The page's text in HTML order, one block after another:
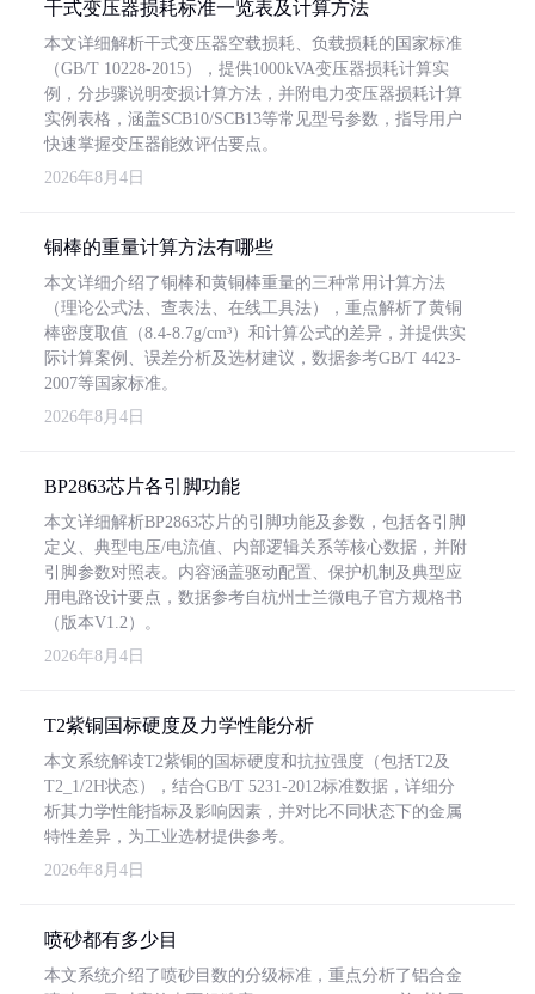
干式变压器损耗标准一览表及计算方法
本文详细解析干式变压器空载损耗、负载损耗的国家标准
（GB/T 10228-2015），提供1000kVA变压器损耗计算实
例，分步骤说明变损计算方法，并附电力变压器损耗计算
实例表格，涵盖SCB10/SCB13等常见型号参数，指导用户
快速掌握变压器能效评估要点。
2026年8月4日
铜棒的重量计算方法有哪些
本文详细介绍了铜棒和黄铜棒重量的三种常用计算方法
（理论公式法、查表法、在线工具法），重点解析了黄铜
棒密度取值（8.4-8.7g/cm³）和计算公式的差异，并提供实
际计算案例、误差分析及选材建议，数据参考GB/T 4423-
2007等国家标准。
2026年8月4日
BP2863芯片各引脚功能
本文详细解析BP2863芯片的引脚功能及参数，包括各引脚
定义、典型电压/电流值、内部逻辑关系等核心数据，并附
引脚参数对照表。内容涵盖驱动配置、保护机制及典型应
用电路设计要点，数据参考自杭州士兰微电子官方规格书
（版本V1.2）。
2026年8月4日
T2紫铜国标硬度及力学性能分析
本文系统解读T2紫铜的国标硬度和抗拉强度（包括T2及
T2_1/2H状态），结合GB/T 5231-2012标准数据，详细分
析其力学性能指标及影响因素，并对比不同状态下的金属
特性差异，为工业选材提供参考。
2026年8月4日
喷砂都有多少目
本文系统介绍了喷砂目数的分级标准，重点分析了铝合金